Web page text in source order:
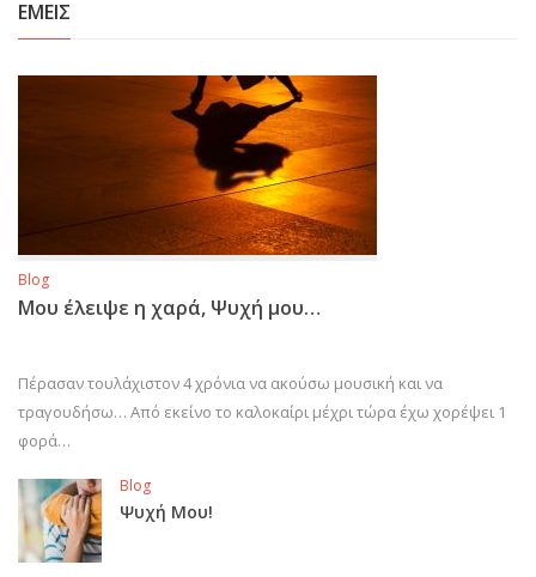
ΕΜΕΙΣ
Blog
Μου έλειψε η χαρά, Ψυχή μου…
Πέρασαν τουλάχιστον 4 χρόνια να ακούσω μουσική και να
τραγουδήσω… Από εκείνο το καλοκαίρι μέχρι τώρα έχω χορέψει 1
φορά…
Blog
Ψυχή Μου!